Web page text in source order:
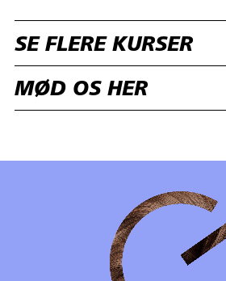
SE FLERE KURSER
MØD OS HER